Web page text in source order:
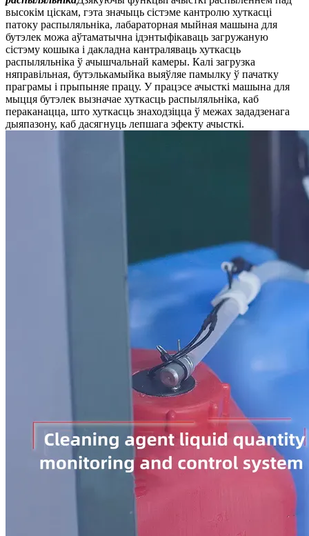
высокім ціскам, гэта значыць сістэме кантролю хуткасці
патоку распыляльніка, лабараторная мыйная машына для
бутэлек можа аўтаматычна ідэнтыфікаваць загружаную
сістэму кошыка і дакладна кантраляваць хуткасць
распыляльніка ў ачышчальнай камеры. Калі загрузка
няправільная, бутэлькамыйка выяўляе памылку ў пачатку
праграмы і прыпыняе працу. У працэсе ачысткі машына для
мыцця бутэлек вызначае хуткасць распыляльніка, каб
пераканацца, што хуткасць знаходзіцца ў межах зададзенага
дыяпазону, каб дасягнуць лепшага эфекту ачысткі.